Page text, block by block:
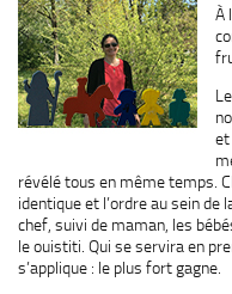
À
et
révélé tous en même temps.
identique et l’ordre au sein de
chef, suivi de maman, les
le ouistiti. Qui se servira en
s’applique : le plus fort gagne.